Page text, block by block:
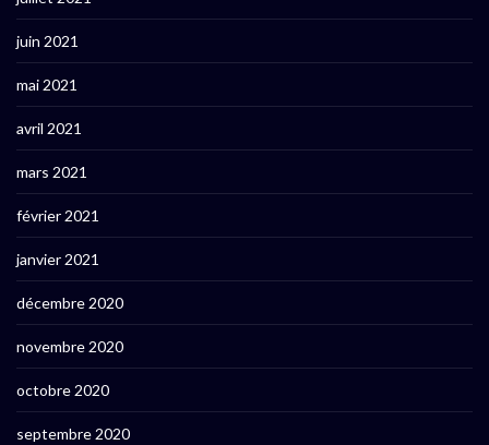
juin 2021
mai 2021
avril 2021
mars 2021
février 2021
janvier 2021
décembre 2020
novembre 2020
octobre 2020
septembre 2020